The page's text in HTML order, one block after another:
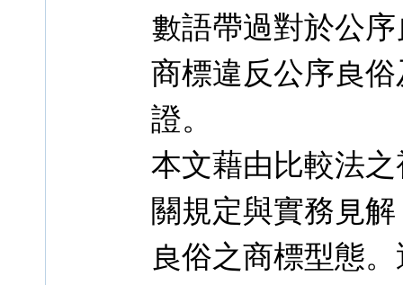
數語帶過對於公
商標違反公序良
證。
本文藉由比較法
關規定與實務見
良俗之商標型態